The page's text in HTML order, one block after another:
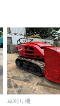
草刈り機